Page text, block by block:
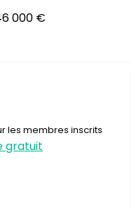
000 €
les membres inscrits
gratuit